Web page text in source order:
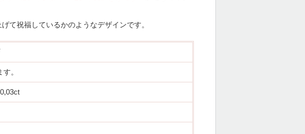
て祝福しているかのようなデザインです。
。